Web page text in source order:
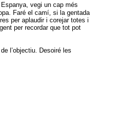
vegi un cap més
Faré el camí, si la gentada
per aplaudir i corejar totes i
per recordar que tot pot
l’objectiu. Desoiré les